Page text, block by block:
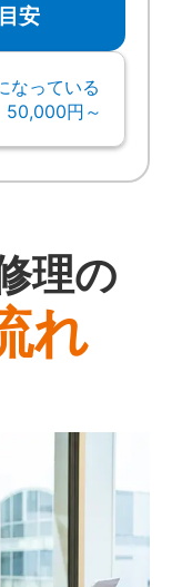
安
なっている
50,000円～
理の
れ